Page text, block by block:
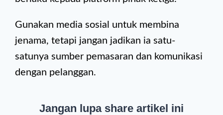
Gunakan media sosial untuk membina
jenama, tetapi jangan jadikan ia satu-
satunya sumber pemasaran dan komunikasi
dengan pelanggan.
Jangan lupa share artikel ini